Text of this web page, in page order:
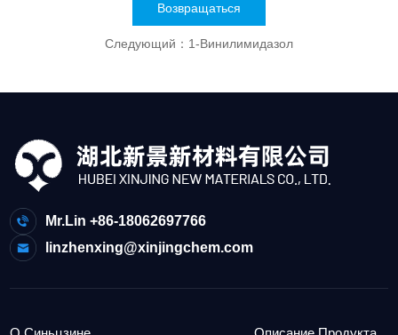
Возвращаться
Следующий： 1-Винилимидазол
Mr.Lin +86-18062697766
linzhenxing@xinjingchem.com